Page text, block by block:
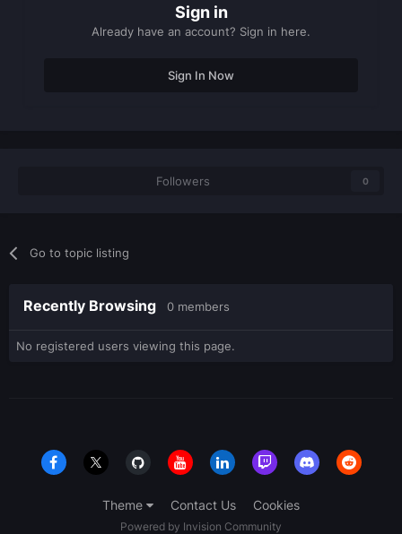
Sign in
Already have an account? Sign in here.
Sign In Now
Followers 0
Go to topic listing
Recently Browsing 0 members
No registered users viewing this page.
Theme Contact Us Cookies
Powered by Invision Community